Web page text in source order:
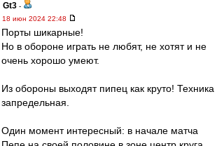
Gt3 -
18 июн 2024 22:48
Порты шикарные!
Но в обороне играть не любят, не хотят и не
очень хорошо умеют.
Из обороны выходят пипец как круто! Техника
запредельная.
Один момент интересный: в начале матча